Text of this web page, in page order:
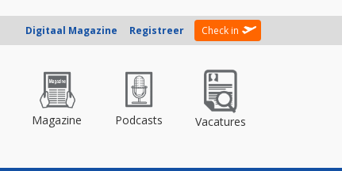
Digitaal Magazine Registreer Check in
Magazine Podcasts Vacatures